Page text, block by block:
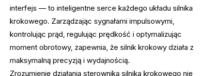
interfejs — to inteligentne serce każdego układu silnika
krokowego. Zarządzając sygnałami impulsowymi,
kontrolując prąd, regulując prędkość i optymalizując
moment obrotowy, zapewnia, że ​​silnik krokowy działa z
maksymalną precyzją i wydajnością.
Zrozumienie działania sterownika silnika krokowego nie